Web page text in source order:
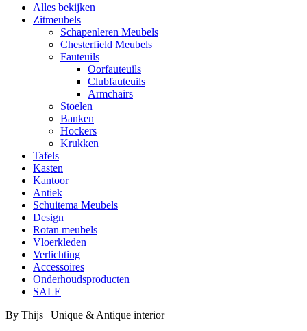
Alles bekijken
Zitmeubels
Schapenleren Meubels
Chesterfield Meubels
Fauteuils
Oorfauteuils
Clubfauteuils
Armchairs
Stoelen
Banken
Hockers
Krukken
Tafels
Kasten
Kantoor
Antiek
Schuitema Meubels
Design
Rotan meubels
Vloerkleden
Verlichting
Accessoires
Onderhoudsproducten
SALE
By Thijs | Unique & Antique interior